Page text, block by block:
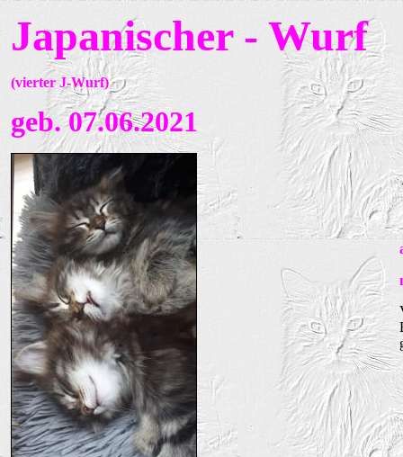
Japanischer - Wurf
(vierter J-Wurf)
geb. 07.06.2021